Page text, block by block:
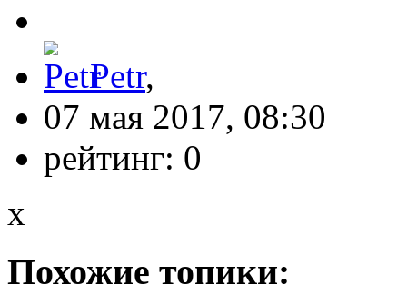
Petr,
07 мая 2017, 08:30
рейтинг: 0
x
Похожие топики: